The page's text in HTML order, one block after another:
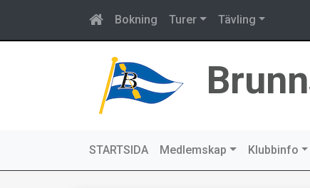
Bokning Turer Tävling
STARTSIDA Medlemskap Klubbinfo